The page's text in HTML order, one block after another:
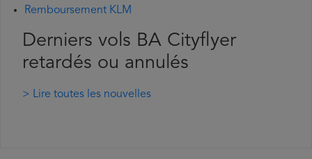
Remboursement KLM
Derniers vols BA Cityflyer
retardés ou annulés
> Lire toutes les nouvelles